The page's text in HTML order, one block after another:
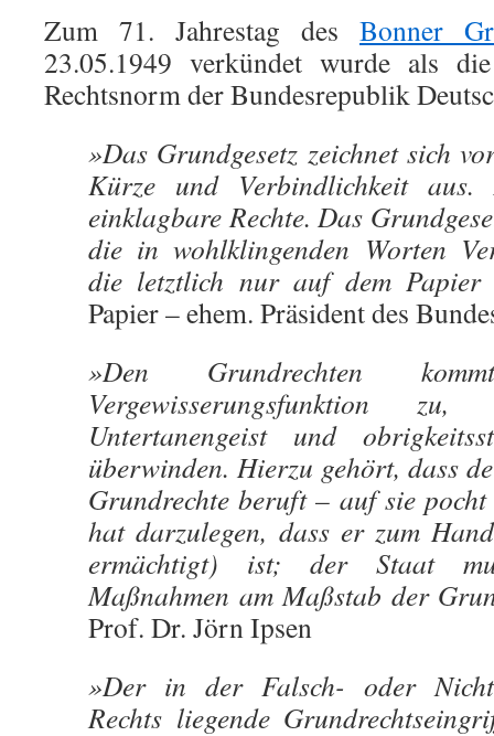
Zum 71. Jahrestag des Bonner
23.05.1949 verkündet wurde als
Rechtsnorm der Bundesrepublik
»Das Grundgesetz zeichnet sich
Kürze und Verbindlichkeit
einklagbare Rechte. Das
die in wohlklingenden Worten
die letztlich nur auf dem Papier
Papier – ehem. Präsident des
»Den Grundrechten
Vergewisserungsfunktion
Untertanengeist und
überwinden. Hierzu gehört, dass
Grundrechte beruft – auf sie
hat darzulegen, dass er zum
ermächtigt) ist; der Staat
Maßnahmen am Maßstab der
Prof. Dr. Jörn Ipsen
»Der in der Falsch- oder
Rechts liegende